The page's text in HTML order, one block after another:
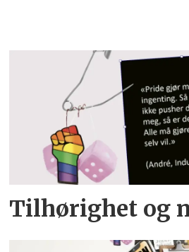
Tilhørighet og